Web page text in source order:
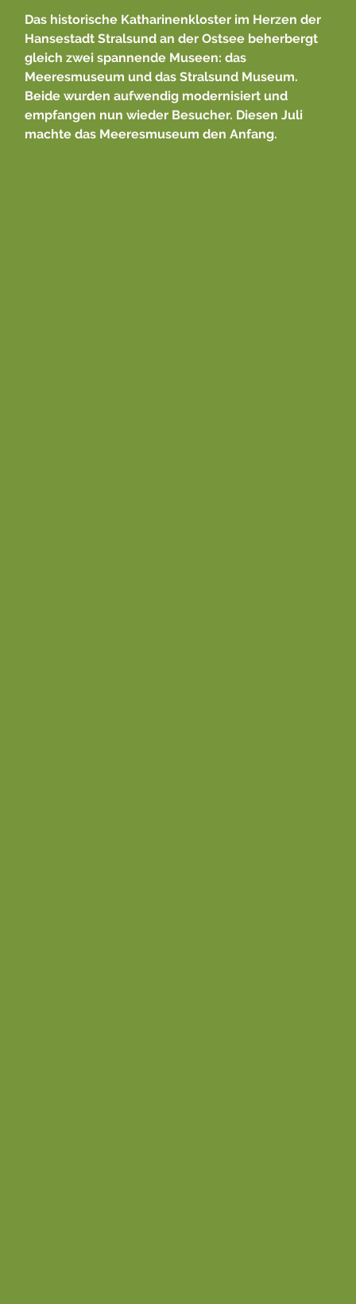
Das historische Katharinenkloster im Herzen der
Hansestadt Stralsund an der Ostsee beherbergt
gleich zwei spannende Museen: das
Meeresmuseum und das Stralsund Museum.
Beide wurden aufwendig modernisiert und
empfangen nun wieder Besucher. Diesen Juli
machte das Meeresmuseum den Anfang.